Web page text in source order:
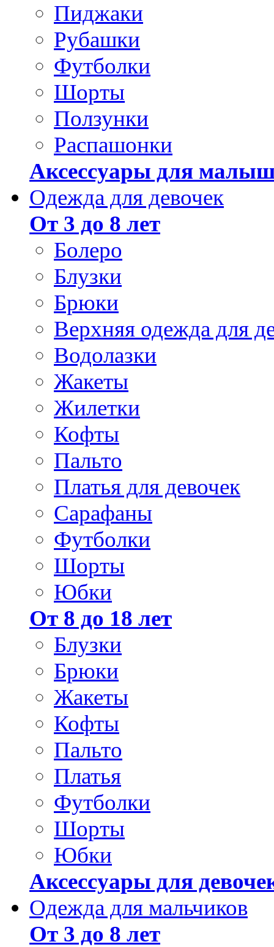
Пиджаки
Рубашки
Футболки
Шорты
Ползунки
Распашонки
Аксессуары для
Одежда для девочек
От 3 до 8 лет
Болеро
Блузки
Брюки
Верхняя одежда для
Водолазки
Жакеты
Жилетки
Кофты
Пальто
Платья для девочек
Сарафаны
Футболки
Шорты
Юбки
От 8 до 18 лет
Блузки
Брюки
Жакеты
Кофты
Пальто
Платья
Футболки
Шорты
Юбки
Аксессуары для
Одежда для мальчиков
От 3 до 8 лет